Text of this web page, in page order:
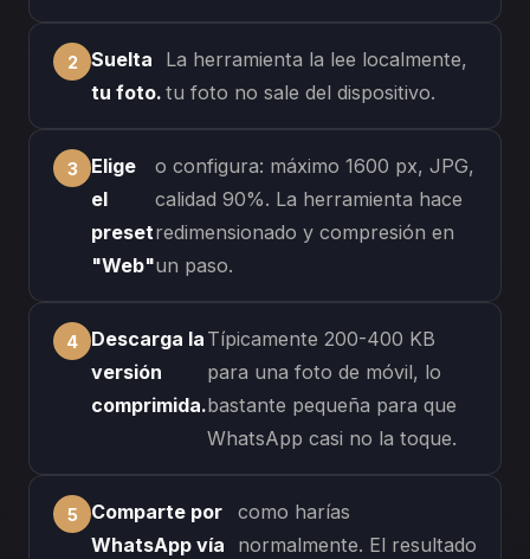
Suelta
tu foto.
La herramienta la lee localmente,
tu foto no sale del dispositivo.
Elige
el
preset
"Web"
o configura: máximo 1600 px, JPG,
calidad 90%. La herramienta hace
redimensionado y compresión en
un paso.
Descarga la
versión
comprimida.
Típicamente 200-400 KB
para una foto de móvil, lo
bastante pequeña para que
WhatsApp casi no la toque.
Comparte por
WhatsApp vía
como harías
normalmente. El resultado